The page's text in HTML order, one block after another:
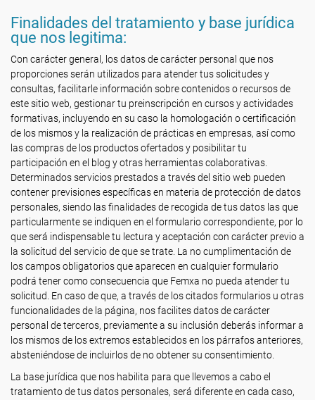
Finalidades del tratamiento y base jurídica
que nos legitima:
Con carácter general, los datos de carácter personal que nos
proporciones serán utilizados para atender tus solicitudes y
consultas, facilitarle información sobre contenidos o recursos de
este sitio web, gestionar tu preinscripción en cursos y actividades
formativas, incluyendo en su caso la homologación o certificación
de los mismos y la realización de prácticas en empresas, así como
las compras de los productos ofertados y posibilitar tu
participación en el blog y otras herramientas colaborativas.
Determinados servicios prestados a través del sitio web pueden
contener previsiones específicas en materia de protección de datos
personales, siendo las finalidades de recogida de tus datos las que
particularmente se indiquen en el formulario correspondiente, por lo
que será indispensable tu lectura y aceptación con carácter previo a
la solicitud del servicio de que se trate. La no cumplimentación de
los campos obligatorios que aparecen en cualquier formulario
podrá tener como consecuencia que Femxa no pueda atender tu
solicitud. En caso de que, a través de los citados formularios u otras
funcionalidades de la página, nos facilites datos de carácter
personal de terceros, previamente a su inclusión deberás informar a
los mismos de los extremos establecidos en los párrafos anteriores,
absteniéndose de incluirlos de no obtener su consentimiento.
La base jurídica que nos habilita para que llevemos a cabo el
tratamiento de tus datos personales, será diferente en cada caso,